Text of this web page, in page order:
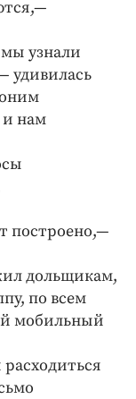
узнали
удивилась
и нам
построено,—
дольщикам,
по всем
мобильный